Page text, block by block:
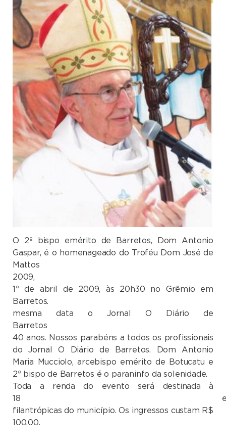
O 2º bispo emérito de Barretos, Dom Antonio
Gaspar, é o homenageado do Troféu Dom José de
Mattos
2009,
1º de abril de 2009, às 20h30 no Grêmio em
Barretos.
mesma data o Jornal O Diário de
Barretos
40 anos. Nossos parabéns a todos os profissionais
do Jornal O Diário de Barretos. Dom Antonio
Maria Mucciolo, arcebispo emérito de Botucatu e
2º bispo de Barretos é o paraninfo da solenidade.
Toda a renda do evento será destinada à
18
filantrópicas do município. Os ingressos custam R$
100,00.